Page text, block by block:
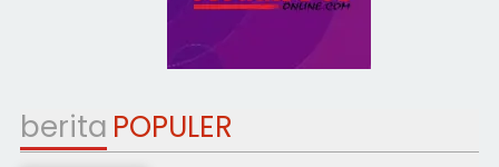
berita POPULER